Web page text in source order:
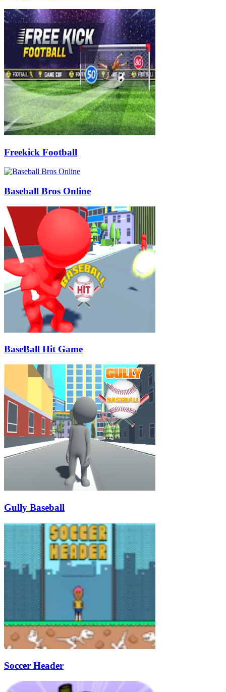
Freekick Football
Baseball Bros Online
BaseBall Hit Game
Gully Baseball
Soccer Header